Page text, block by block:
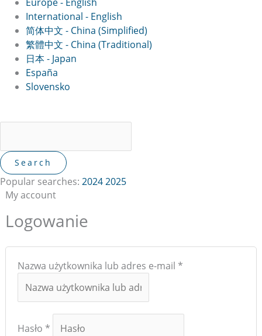
International - English
简体中文 - China (Simplified)
繁體中文 - China (Traditional)
日本 - Japan
España
Slovensko
Popular searches: 20242025
My account
Logowanie
Nazwa użytkownika lub adres e-mail *
Hasło *